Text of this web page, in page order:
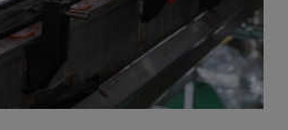
親子食育